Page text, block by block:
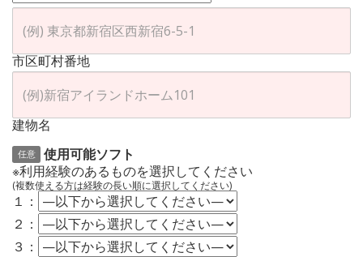
市区町村番地
建物名
任意
使用可能ソフト
※利用経験のあるものを選択してください
(複数使える方は経験の長い順に選択してください)
１：
２：
３：